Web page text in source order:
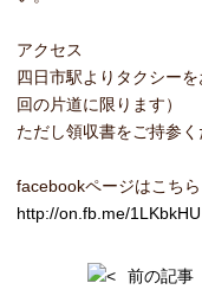
アクセス
四日市駅よりタクシー
回の片道に限ります）
ただし領収書をご持参く
facebookページはこちら
http://on.fb.me/1LKbkHU
前の記事